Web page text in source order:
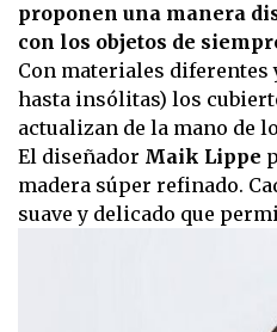
proponen una manera
con los objetos de
Con materiales diferentes
hasta insólitas) los
actualizan de la mano de
El diseñador Maik Lippe
madera súper refinado.
suave y delicado que